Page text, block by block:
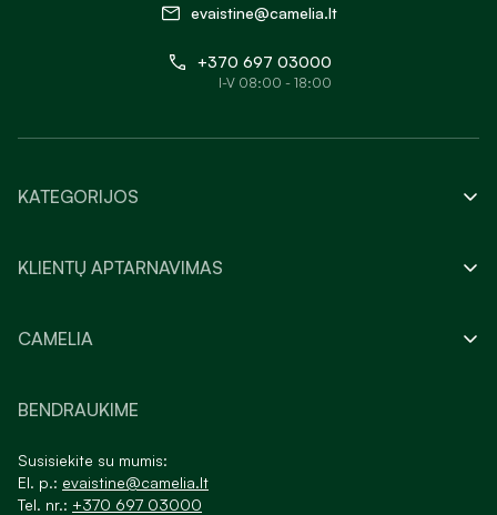
evaistine@camelia.lt
+370 697 03000
I-V 08:00 - 18:00
KATEGORIJOS
KLIENTŲ APTARNAVIMAS
CAMELIA
BENDRAUKIME
Susisiekite su mumis:
El. p.: evaistine@camelia.lt
Tel. nr.: +370 697 03000